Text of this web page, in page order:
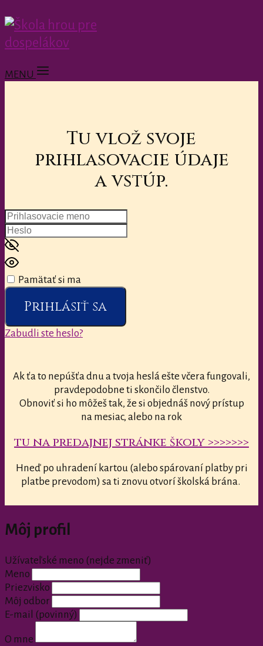
MENU
Tu vlož svoje
prihlasovacie údaje
a vstúp.
Pamätať si ma
Prihlásiť sa
Zabudli ste heslo?
Ak ťa to nepúšťa dnu a tvoja heslá ešte včera fungovali,
pravdepodobne ti skončilo členstvo.
Obnoviť si ho môžeš tak, že si objednáš nový prístup
na mesiac, alebo na rok
tu na predajnej stránke školy >>>>>>>
Hneď po uhradení kartou (alebo spárovaní platby pri
platbe prevodom) sa ti znovu otvorí školská brána.
Môj profil
Užívateľské meno (nejde zmeniť)
Meno
Priezvisko
Môj odbor
E-mail
(povinný)
O mne